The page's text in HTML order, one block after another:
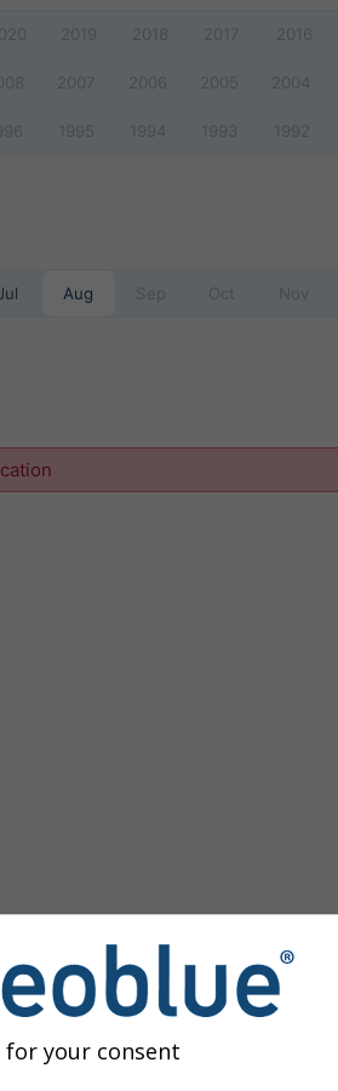
2019 2018 2017 2016
2007 2006 2005 2004
1995 1994 1993 1992
Aug Sep Oct Nov
for your consent